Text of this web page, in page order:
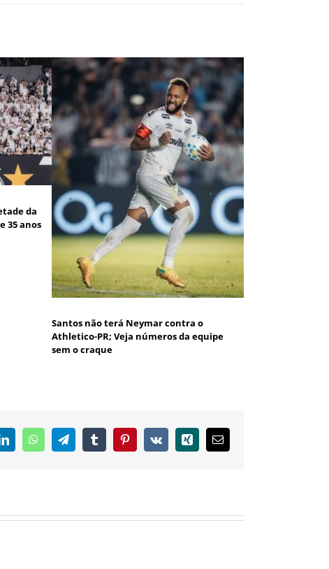
da
35 anos
Santos não terá Neymar contra o
Athletico-PR; Veja números da equipe
sem o craque
LinkedInWhatsAppTelegramTumblr PinterestVk Xing
E-
mail